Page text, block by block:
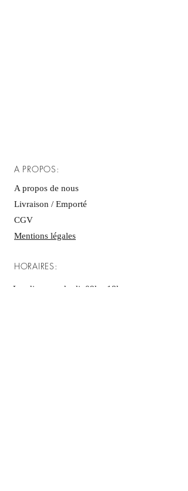
A PROPOS:
A propos de nous
Livraison / Emporté
CGV
Mentions légales
HORAIRES:
Lundi au vendredi: 09h - 18h ​​